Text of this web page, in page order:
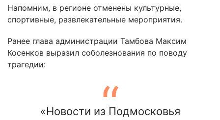
Напомним, в регионе отменены культурные,
спортивные, развлекательные мероприятия.
Ранее глава администрации Тамбова Максим
Косенков выразил соболезнования по поводу
трагедии:
«Новости из Подмосковья